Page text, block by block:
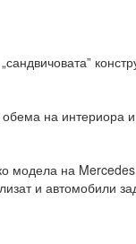
обема на интериора
модела на
и автомобили